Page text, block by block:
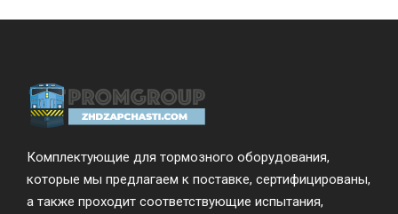
Комплектующие для тормозного оборудования,
которые мы предлагаем к поставке, сертифицированы,
а также проходит соответствующие испытания,